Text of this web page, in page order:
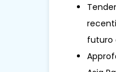
futuro